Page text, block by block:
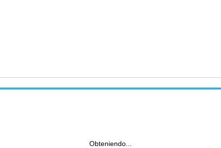
Obteniendo...